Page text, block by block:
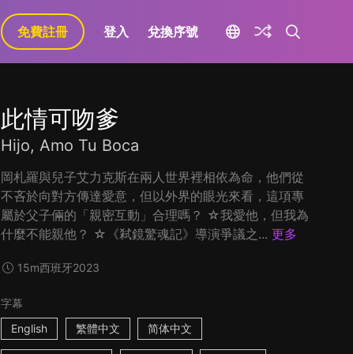
免費註冊 登入 兌換序號
此情可吻爹
Hijo, Amo Tu Boca
岡札羅與兒子艾力克斯在兩人世界裡相依為命，他們從
不吝於向對方傳達愛意，但以外界的眼光來看，這項專
屬於父子倆的「親密互動」合理嗎？ ☆我愛他，但我為
什麼不能親他？ ☆《弒鏡驚魂記》導演爭議之... 更多
15m西班牙2023
字幕
English
繁體中文 简体中文